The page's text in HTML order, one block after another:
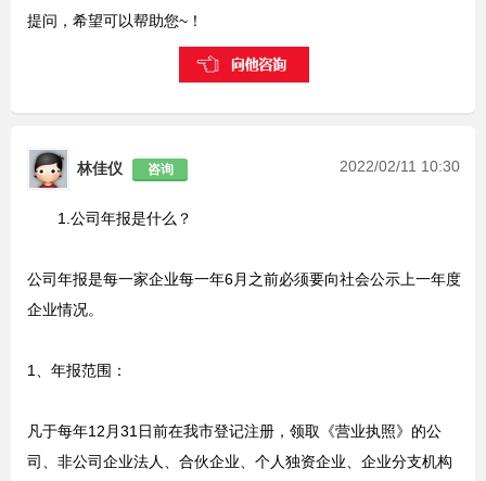
提问，希望可以帮助您~！
林佳仪 咨询 2022/02/11 10:30
1.公司年报是什么？
公司年报是每一家企业每一年6月之前必须要向社会公示上一年度
企业情况。
1、年报范围：
凡于每年12月31日前在我市登记注册，领取《营业执照》的公
司、非公司企业法人、合伙企业、个人独资企业、企业分支机构